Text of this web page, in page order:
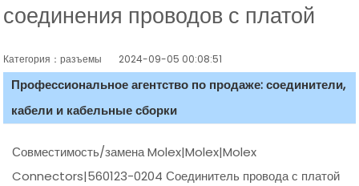
соединения проводов с платой
Категория：разъемы 2024-09-05 00:08:51
Профессиональное агентство по продаже: соединители,
кабели и кабельные сборки
Совместимость/замена Molex|Molex|Molex
Connectors|560123-0204 Соединитель провода с платой